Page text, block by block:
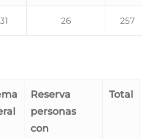
26 257
Reserva
personas
con
Total